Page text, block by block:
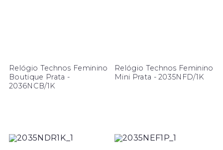
Relógio Technos Feminino
Boutique Prata -
2036NCB/1K
Relógio Technos Feminino
Mini Prata - 2035NFD/1K